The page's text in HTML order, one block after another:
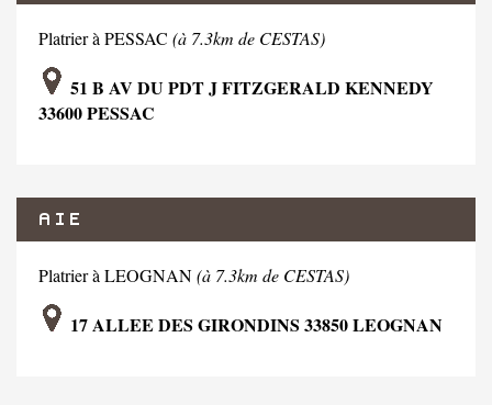
Platrier à PESSAC (à 7.3km de CESTAS)
51 B AV DU PDT J FITZGERALD KENNEDY
33600 PESSAC
A I E
Platrier à LEOGNAN(à 7.3km de CESTAS)
17 ALLEE DES GIRONDINS 33850 LEOGNAN